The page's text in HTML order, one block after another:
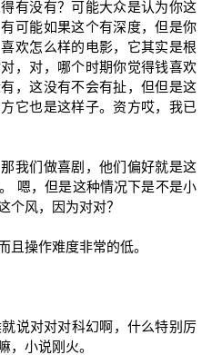
有没有？可能大众是认为你这
可能如果这个有深度，但是你
欢怎么样的电影，它其实是根
，对，哪个时期你觉得钱喜欢
，这没有不会有扯，但但是这
它也是这样子。资方哎，我已
我们做喜剧，他们偏好就是这
嗯，但是这种情况下是不是小
个风，因为对对？
且操作难度非常的低。
说对对对科幻啊，什么特别厉
，小说刚火。